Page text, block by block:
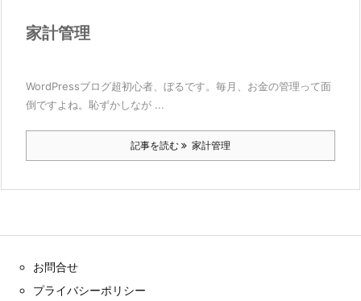
家計管理
WordPressブログ超初心者、ぼるです。毎月、お金の管理って面
倒ですよね。恥ずかしなが ...
記事を読む 家計管理
お問合せ
プライバシーポリシー